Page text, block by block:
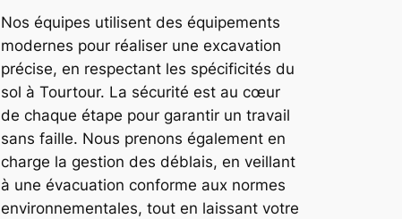
Nos équipes utilisent des équipements
modernes pour réaliser une excavation
précise, en respectant les spécificités du
sol à Tourtour. La sécurité est au cœur
de chaque étape pour garantir un travail
sans faille. Nous prenons également en
charge la gestion des déblais, en veillant
à une évacuation conforme aux normes
environnementales, tout en laissant votre